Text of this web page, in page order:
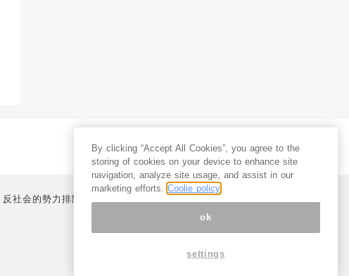
反社会的勢力排除宣言
By clicking “Accept All Cookies”, you agree to the
storing of cookies on your device to enhance site
navigation, analyze site usage, and assist in our
marketing efforts. Coolie policy
ok
settings